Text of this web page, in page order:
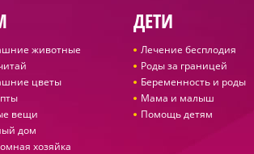
животные
цветы
вещи
дом
хозяйка
ДЕТИ
Лечение бесплодия
Роды за границей
Беременность и роды
Мама и малыш
Помощь детям